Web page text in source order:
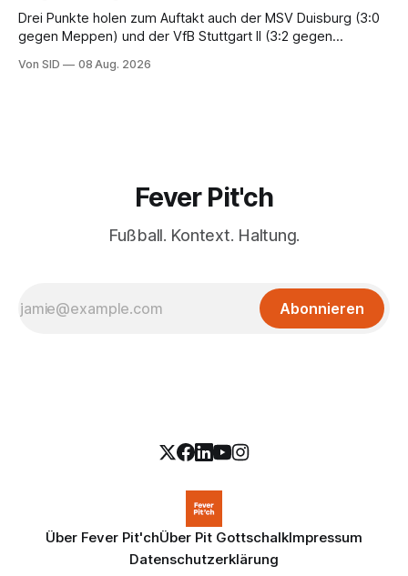
Drei Punkte holen zum Auftakt auch der MSV Duisburg (3:0
gegen Meppen) und der VfB Stuttgart II (3:2 gegen
Von SID 08 Aug. 2026
Fever Pit'ch
Fußball. Kontext. Haltung.
Abonnieren
Über Fever Pit'chÜber Pit GottschalkImpressum
Datenschutzerklärung